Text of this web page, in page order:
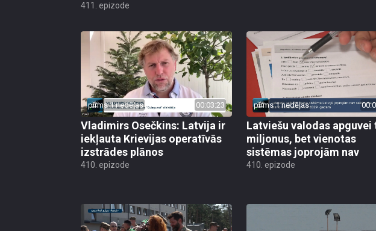
411. epizode
pirms 1 nedēļas 00:03:23
Vladimirs Osečkins: Latvija ir
iekļauta Krievijas operatīvās
izstrādes plānos
410. epizode
pirms 1 nedēļas
Latviešu valodas apguvei
miljonus, bet vienotas
sistēmas joprojām nav
410. epizode